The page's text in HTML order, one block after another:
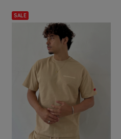
SALE